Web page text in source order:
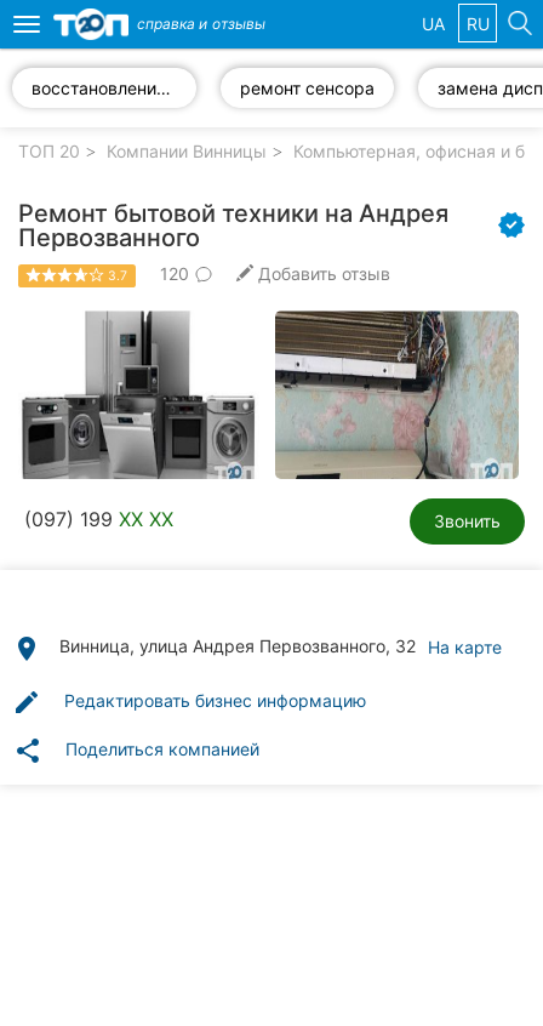
компании
Популярные
рубрики:
Стоматологии
Ветеринарные
клиники
Частные
Все
Toggle
navigation
справка и отзывы UA RU
восстановление информации ремонт сенсора
ТОП 20 Компании Винницы Компьютерная, офисная и
Ремонт бытовой техники на Андрея
Первозванного
3.7 120 Добавить отзыв
(097) 199 XX XX Звонить
place Винница, улица Андрея Первозванного, 32 На карте
edit Редактировать бизнес информацию
share Поделиться компанией